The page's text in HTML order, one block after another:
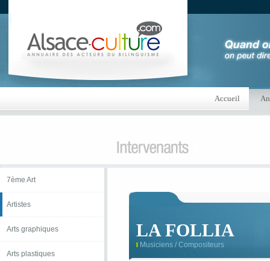
Accueil
7ème Art
Artistes
Arts graphiques
Arts plastiques
LA FOLLIA
Musiciens / Compositeurs